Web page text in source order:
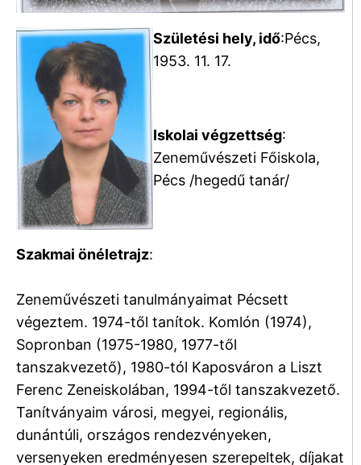
Születési hely, idő:Pécs,
1953. 11. 17.
Iskolai végzettség:
Zeneművészeti Főiskola,
Pécs /hegedű tanár/
Szakmai önéletrajz:
Zeneművészeti tanulmányaimat Pécsett
végeztem. 1974-től tanítok. Komlón (1974),
Sopronban (1975-1980, 1977-től
tanszakvezető), 1980-tól Kaposváron a Liszt
Ferenc Zeneiskolában, 1994-től tanszakvezető.
Tanítványaim városi, megyei, regionális,
dunántúli, országos rendezvényeken,
versenyeken eredményesen szerepeltek, díjakat